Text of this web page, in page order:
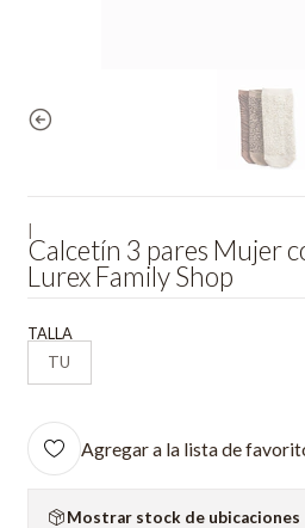
Calcetín 3 pares Mujer
Lurex Family Shop
TALLA
TU
Agregar a la lista de
Mostrar stock de ubicaciones